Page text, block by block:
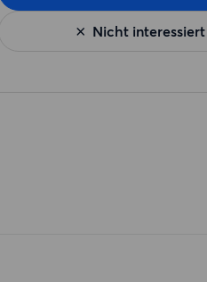
Nicht interessiert